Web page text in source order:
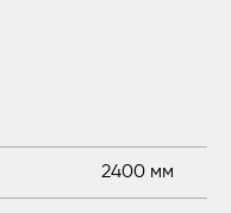
2400 мм